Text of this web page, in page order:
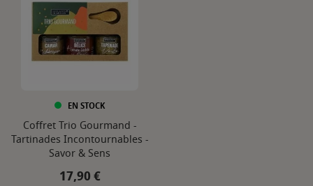
EN STOCK
Coffret Trio Gourmand -
Tartinades Incontournables -
Savor & Sens
Prix
17,90 €